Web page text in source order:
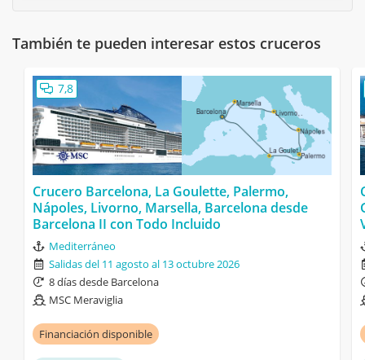
También te pueden interesar estos cruceros
7,8
Crucero Barcelona, La Goulette, Palermo,
Nápoles, Livorno, Marsella, Barcelona desde
Barcelona II con Todo Incluido
Mediterráneo
Salidas del 11 agosto al 13 octubre 2026
8 días desde Barcelona
MSC Meraviglia
Financiación disponible